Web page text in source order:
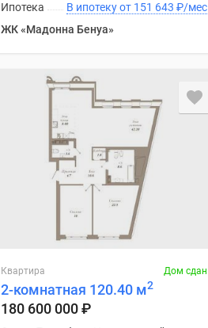
В ипотеку от 151 643 ₽/мес
Ипотека
ЖК «Мадонна Бенуа»
Квартира Дом сдан
2-комнатная 120.40 м2
180 600 000₽